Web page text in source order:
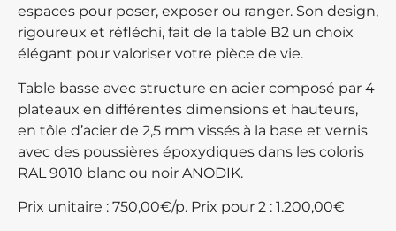
espaces pour poser, exposer ou ranger. Son design,
rigoureux et réfléchi, fait de la table B2 un choix
élégant pour valoriser votre pièce de vie.
Table basse avec structure en acier composé par 4
plateaux en différentes dimensions et hauteurs,
en tôle d’acier de 2,5 mm vissés à la base et vernis
avec des poussières époxydiques dans les coloris
RAL 9010 blanc ou noir ANODIK.
Prix unitaire : 750,00€/p. Prix pour 2 : 1.200,00€